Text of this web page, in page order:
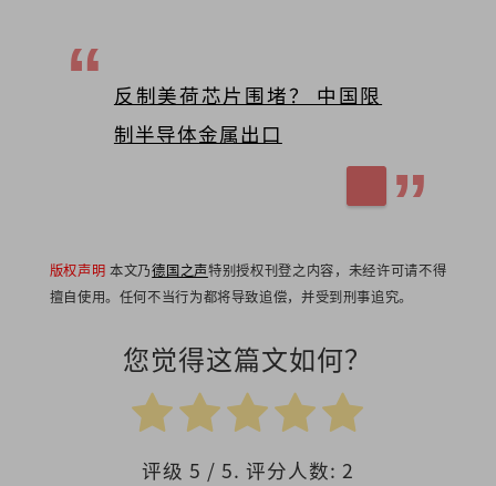
反制美荷芯片围堵？ 中国限
制半导体金属出口
版权声明 本文乃德国之声特别授权刊登之内容，未经许可请不得
擅自使用。任何不当行为都将导致追偿，并受到刑事追究。
您觉得这篇文如何？
评级 5 / 5. 评分人数: 2